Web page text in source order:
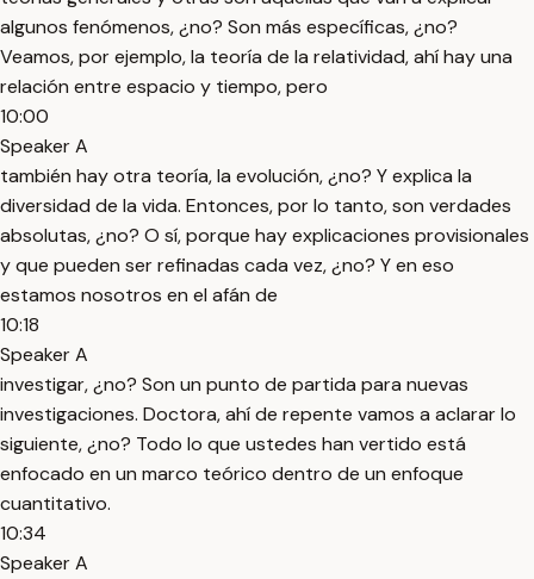
algunos fenómenos, ¿no? Son más específicas, ¿no?
Veamos, por ejemplo, la teoría de la relatividad, ahí hay una
relación entre espacio y tiempo, pero
10:00
Speaker A
también hay otra teoría, la evolución, ¿no? Y explica la
diversidad de la vida. Entonces, por lo tanto, son verdades
absolutas, ¿no? O sí, porque hay explicaciones provisionales
y que pueden ser refinadas cada vez, ¿no? Y en eso
estamos nosotros en el afán de
10:18
Speaker A
investigar, ¿no? Son un punto de partida para nuevas
investigaciones. Doctora, ahí de repente vamos a aclarar lo
siguiente, ¿no? Todo lo que ustedes han vertido está
enfocado en un marco teórico dentro de un enfoque
cuantitativo.
10:34
Speaker A